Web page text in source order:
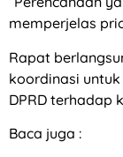
memperjelas
Rapat
koordinasi
DPRD terhadap
Baca juga :